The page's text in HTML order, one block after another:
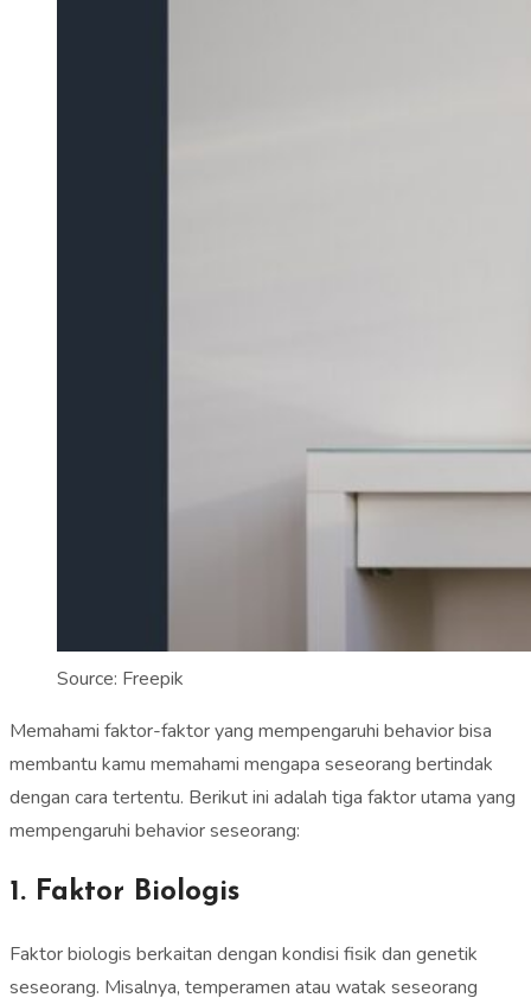
Source: Freepik
Memahami faktor-faktor yang mempengaruhi behavior bisa
membantu kamu memahami mengapa seseorang bertindak
dengan cara tertentu. Berikut ini adalah tiga faktor utama yang
mempengaruhi behavior seseorang:
1. Faktor Biologis
Faktor biologis berkaitan dengan kondisi fisik dan genetik
seseorang. Misalnya, temperamen atau watak seseorang